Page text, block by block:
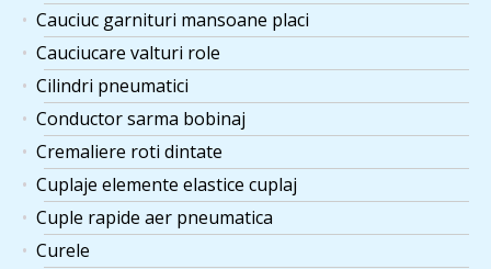
Cauciuc garnituri mansoane placi
Cauciucare valturi role
Cilindri pneumatici
Conductor sarma bobinaj
Cremaliere roti dintate
Cuplaje elemente elastice cuplaj
Cuple rapide aer pneumatica
Curele